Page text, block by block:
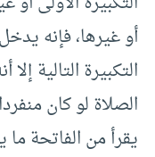
أو غيرها، فإنه
التكبيرة التالية
الصلاة لو كان
يقرأ من الفاتحة ما